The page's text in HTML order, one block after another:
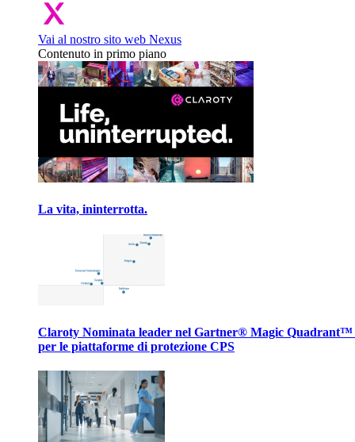
Vai al nostro sito web Nexus
Contenuto in primo piano
La vita, ininterrotta.
Claroty Nominata leader nel Gartner® Magic Quadrant™
per le piattaforme di protezione CPS